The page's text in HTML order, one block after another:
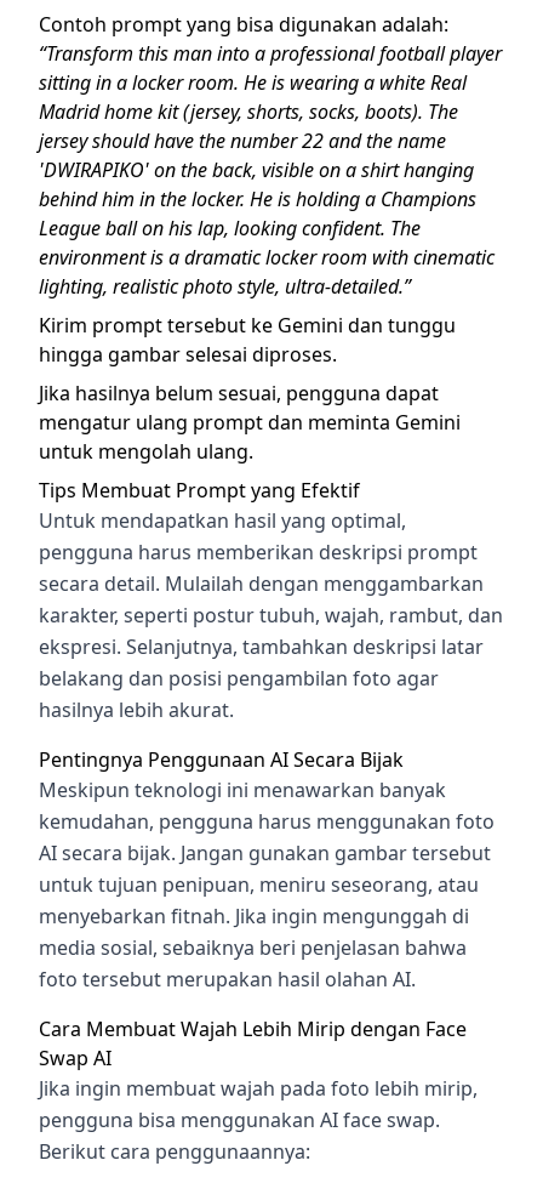
Contoh prompt yang bisa digunakan adalah:
“Transform this man into a professional football player
sitting in a locker room. He is wearing a white Real
Madrid home kit (jersey, shorts, socks, boots). The
jersey should have the number 22 and the name
'DWIRAPIKO' on the back, visible on a shirt hanging
behind him in the locker. He is holding a Champions
League ball on his lap, looking confident. The
environment is a dramatic locker room with cinematic
lighting, realistic photo style, ultra-detailed.”
Kirim prompt tersebut ke Gemini dan tunggu
hingga gambar selesai diproses.
Jika hasilnya belum sesuai, pengguna dapat
mengatur ulang prompt dan meminta Gemini
untuk mengolah ulang.
Tips Membuat Prompt yang Efektif
Untuk mendapatkan hasil yang optimal,
pengguna harus memberikan deskripsi prompt
secara detail. Mulailah dengan menggambarkan
karakter, seperti postur tubuh, wajah, rambut, dan
ekspresi. Selanjutnya, tambahkan deskripsi latar
belakang dan posisi pengambilan foto agar
hasilnya lebih akurat.
Pentingnya Penggunaan AI Secara Bijak
Meskipun teknologi ini menawarkan banyak
kemudahan, pengguna harus menggunakan foto
AI secara bijak. Jangan gunakan gambar tersebut
untuk tujuan penipuan, meniru seseorang, atau
menyebarkan fitnah. Jika ingin mengunggah di
media sosial, sebaiknya beri penjelasan bahwa
foto tersebut merupakan hasil olahan AI.
Cara Membuat Wajah Lebih Mirip dengan Face
Swap AI
Jika ingin membuat wajah pada foto lebih mirip,
pengguna bisa menggunakan AI face swap.
Berikut cara penggunaannya: